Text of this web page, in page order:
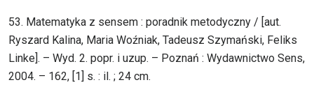
53. Matematyka z sensem : poradnik metodyczny / [aut.
Ryszard Kalina, Maria Woźniak, Tadeusz Szymański, Feliks
Linke]. – Wyd. 2. popr. i uzup. – Poznań : Wydawnictwo Sens,
2004. – 162, [1] s. : il. ; 24 cm.